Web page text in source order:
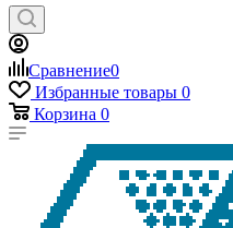
Сравнение0
Избранные товары 0
Корзина 0